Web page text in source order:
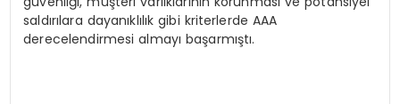
saldırılara dayanıklılık gibi kriterlerde AAA
derecelendirmesi almayı başarmıştı.